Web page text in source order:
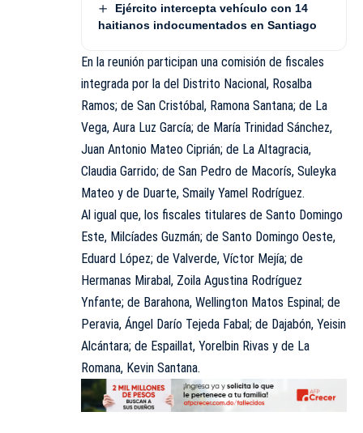
Ejército intercepta vehículo con 14
haitianos indocumentados en Santiago
En la reunión participan una comisión de fiscales
integrada por la del Distrito Nacional, Rosalba
Ramos; de San Cristóbal, Ramona Santana; de La
Vega, Aura Luz García; de María Trinidad Sánchez,
Juan Antonio Mateo Ciprián; de La Altagracia,
Claudia Garrido; de San Pedro de Macorís, Suleyka
Mateo y de Duarte, Smaily Yamel Rodríguez.
Al igual que, los fiscales titulares de Santo Domingo
Este, Milcíades Guzmán; de Santo Domingo Oeste,
Eduard López; de Valverde, Víctor Mejía; de
Hermanas Mirabal, Zoila Agustina Rodríguez
Ynfante; de Barahona, Wellington Matos Espinal; de
Peravia, Ángel Darío Tejeda Fabal; de Dajabón, Yeisin
Alcántara; de Espaillat, Yorelbin Rivas y de La
Romana, Kevin Santana.